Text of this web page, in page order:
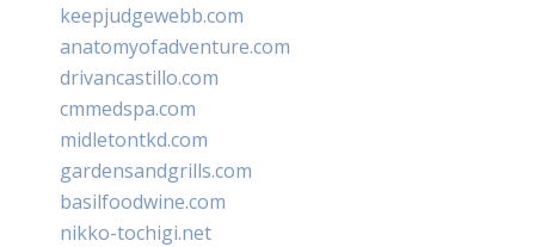
keepjudgewebb.com
anatomyofadventure.com
drivancastillo.com
cmmedspa.com
midletontkd.com
gardensandgrills.com
basilfoodwine.com
nikko-tochigi.net